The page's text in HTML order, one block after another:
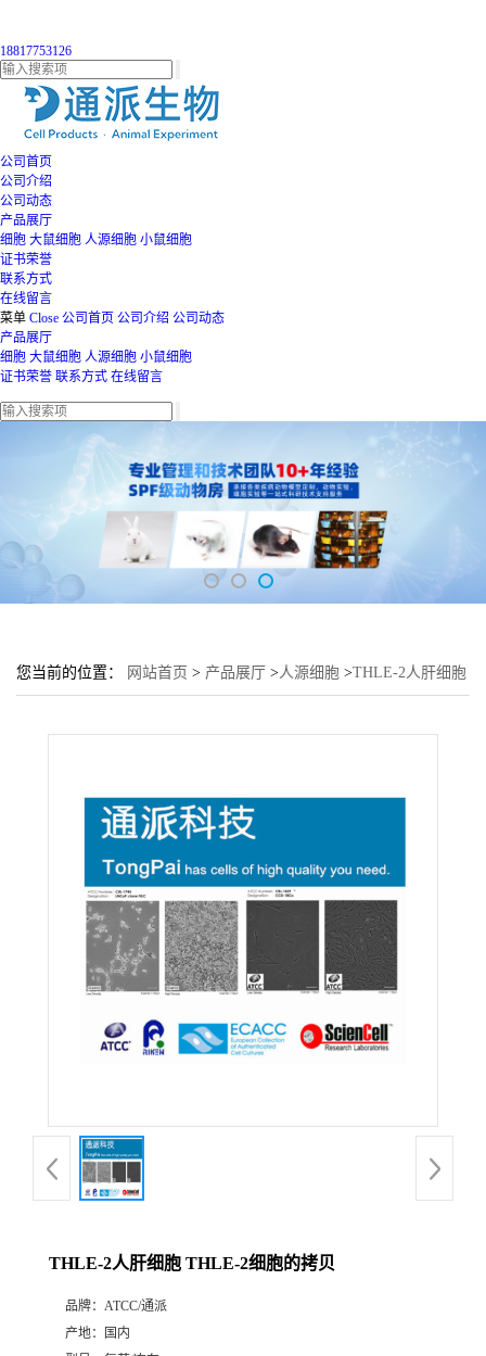
18817753126
公司首页
公司介绍
公司动态
产品展厅
细胞 大鼠细胞 人源细胞 小鼠细胞
证书荣誉
联系方式
在线留言
菜单 Close 公司首页 公司介绍 公司动态
产品展厅
细胞 大鼠细胞 人源细胞 小鼠细胞
证书荣誉 联系方式 在线留言
您当前的位置： 网站首页 > 产品展厅 >人源细胞 >THLE-2人肝细胞
THLE-2人肝细胞 THLE-2细胞的拷贝
品牌： ATCC/通派
产地：
国内